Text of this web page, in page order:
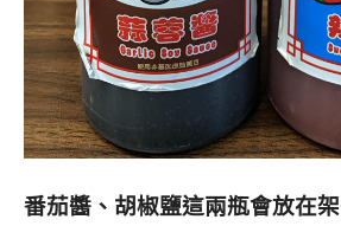
番茄醬、胡椒鹽這兩瓶會放在